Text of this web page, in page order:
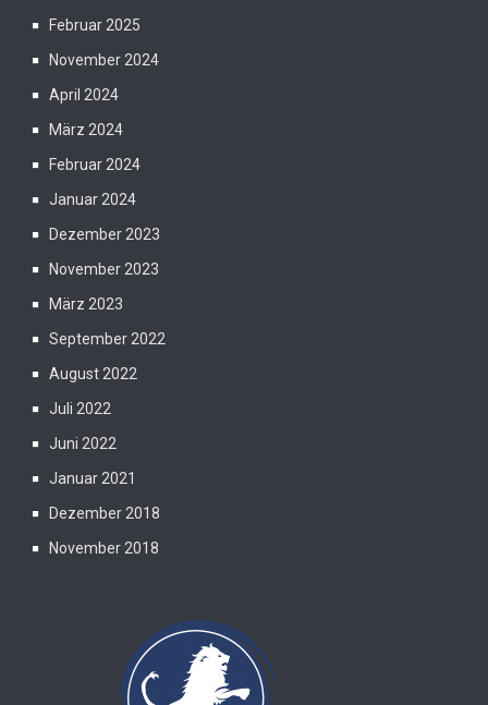
Februar 2025
November 2024
April 2024
März 2024
Februar 2024
Januar 2024
Dezember 2023
November 2023
März 2023
September 2022
August 2022
Juli 2022
Juni 2022
Januar 2021
Dezember 2018
November 2018